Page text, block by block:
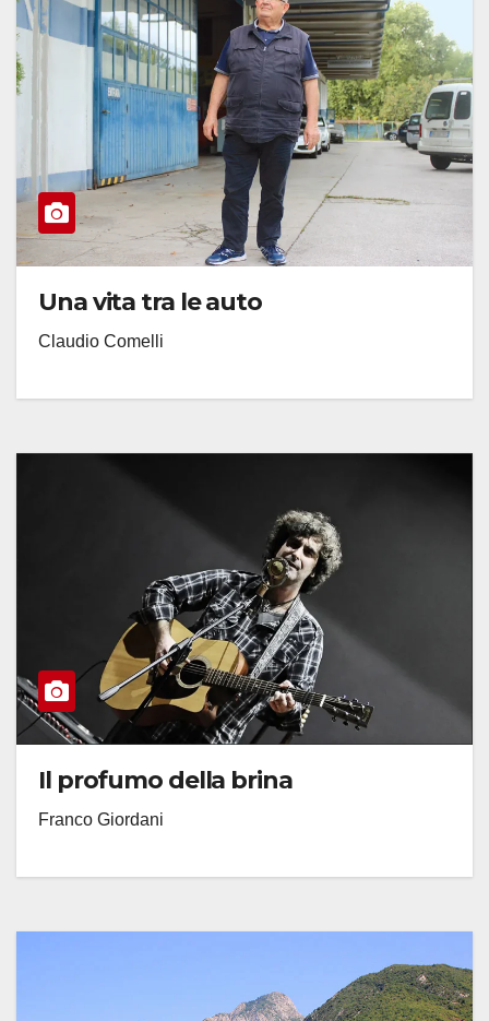
Una vita tra le auto
Claudio Comelli
Il profumo della brina
Franco Giordani